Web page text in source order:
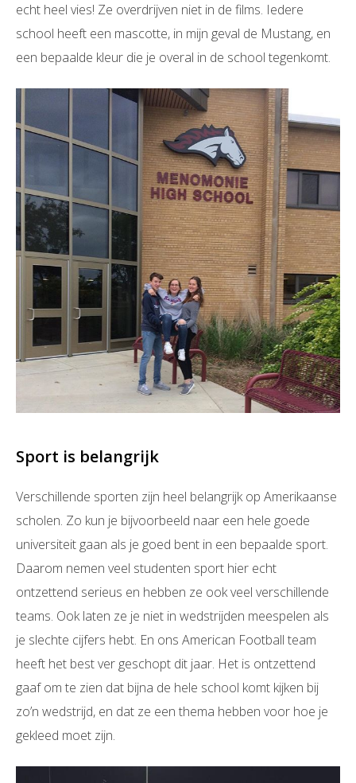
echt heel vies! Ze overdrijven niet in de films. Iedere
school heeft een mascotte, in mijn geval de Mustang, en
een bepaalde kleur die je overal in de school tegenkomt.
Sport is belangrijk
Verschillende sporten zijn heel belangrijk op Amerikaanse
scholen. Zo kun je bijvoorbeeld naar een hele goede
universiteit gaan als je goed bent in een bepaalde sport.
Daarom nemen veel studenten sport hier echt
ontzettend serieus en hebben ze ook veel verschillende
teams. Ook laten ze je niet in wedstrijden meespelen als
je slechte cijfers hebt. En ons American Football team
heeft het best ver geschopt dit jaar. Het is ontzettend
gaaf om te zien dat bijna de hele school komt kijken bij
zo’n wedstrijd, en dat ze een thema hebben voor hoe je
gekleed moet zijn.